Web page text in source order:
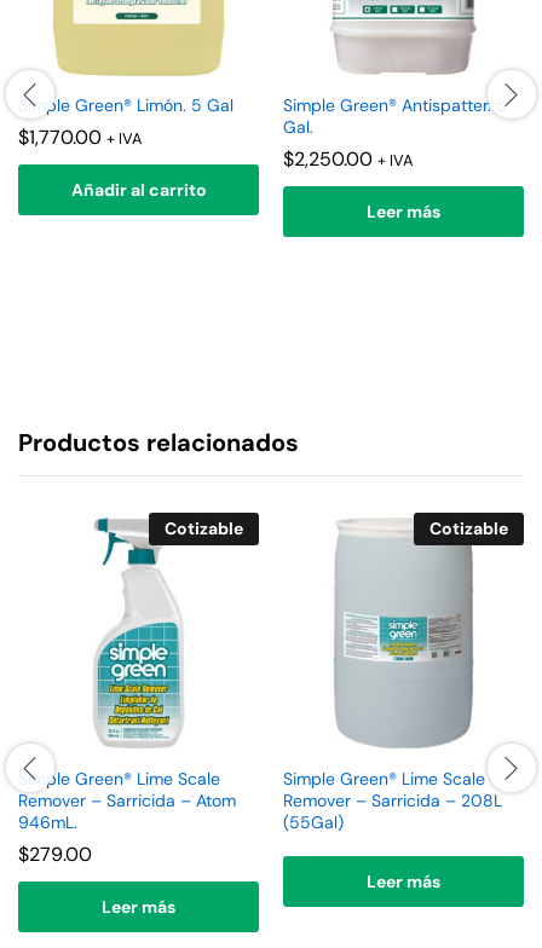
Simple Green® Limón. 5 Gal
$1,770.00 + IVA
Añadir al carrito
Simple Green® Antispatter. 5
Gal.
$2,250.00 + IVA
Leer más
Productos relacionados
Cotizable
Simple Green® Lime Scale
Remover – Sarricida – Atom
946mL.
$279.00
Leer más
Cotizable
Simple Green® Lime Scale
Remover – Sarricida – 208L
(55Gal)
Leer más